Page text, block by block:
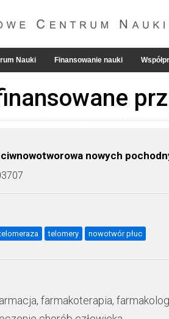
Nauki Finansowanie nauki
nowych
telomery nowotwór płuc
farmakoterapia,